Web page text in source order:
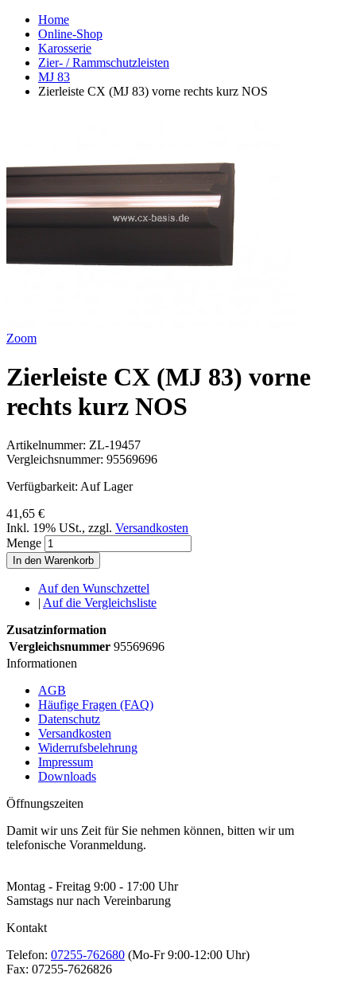
Home
Online-Shop
Karosserie
Zier- / Rammschutzleisten
MJ 83
Zierleiste CX (MJ 83) vorne rechts kurz NOS
Zoom
Zierleiste CX (MJ 83) vorne
rechts kurz NOS
Artikelnummer: ZL-19457
Vergleichsnummer: 95569696
Verfügbarkeit: Auf Lager
41,65 €
Inkl. 19% USt., zzgl. Versandkosten
Menge
In den Warenkorb
Auf den Wunschzettel
| Auf die Vergleichsliste
Zusatzinformation
Vergleichsnummer 95569696
Informationen
AGB
Häufige Fragen (FAQ)
Datenschutz
Versandkosten
Widerrufsbelehrung
Impressum
Downloads
Öffnungszeiten
Damit wir uns Zeit für Sie nehmen können, bitten wir um
telefonische Voranmeldung.
Montag - Freitag 9:00 - 17:00 Uhr
Samstags nur nach Vereinbarung
Kontakt
Telefon: 07255-762680 (Mo-Fr 9:00-12:00 Uhr)
Fax: 07255-7626826